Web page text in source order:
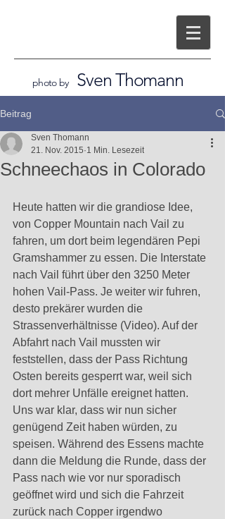
photo by Sven Thomann
Beitrag
Schneechaos in Colorado
Sven Thomann
21. Nov. 2015 1 Min. Lesezeit
Heute hatten wir die grandiose Idee,
von Copper Mountain nach Vail zu
fahren, um dort beim legendären Pepi
Gramshammer zu essen. Die Interstate
nach Vail führt über den 3250 Meter
hohen Vail-Pass. Je weiter wir fuhren,
desto prekärer wurden die
Strassenverhältnisse (Video). Auf der
Abfahrt nach Vail mussten wir
feststellen, dass der Pass Richtung
Osten bereits gesperrt war, weil sich
dort mehrer Unfälle ereignet hatten.
Uns war klar, dass wir nun sicher
genügend Zeit haben würden, zu
speisen. Während des Essens machte
dann die Meldung die Runde, dass der
Pass nach wie vor nur sporadisch
geöffnet wird und sich die Fahrzeit
zurück nach Copper irgendwo